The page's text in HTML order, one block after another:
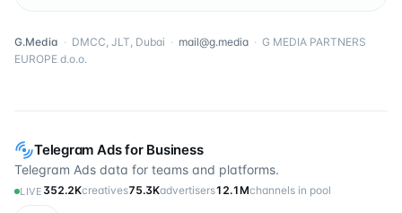
Telegram Ads for Business
Telegram Ads data for teams and platforms.
LIVE 352.2Kcreatives75.3Kadvertisers12.1Mchannels in pool
G.Media · DMCC, JLT, Dubai · mail@g.media · G MEDIA PARTNERS
EUROPE d.o.o.